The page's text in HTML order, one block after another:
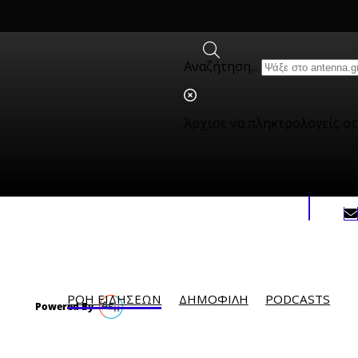
Αναζήτηση...
ΡΟΗ ΕΙΔΗΣΕΩΝ ΔΗΜΟΦΙΛH PODCASTS